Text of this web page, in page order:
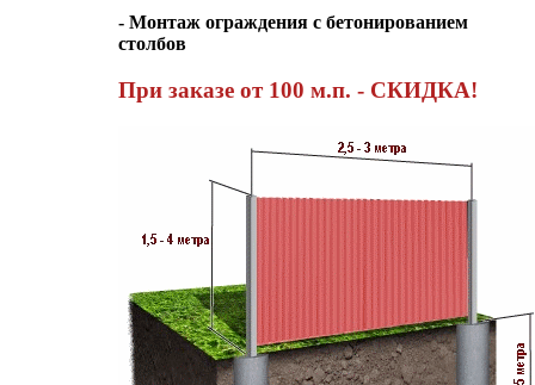
- Монтаж ограждения с бетонированием
столбов
При заказе от 100 м.п. - СКИДКА!